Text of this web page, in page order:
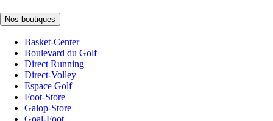
Nos boutiques
Basket-Center
Boulevard du Golf
Direct Running
Direct-Volley
Espace Golf
Foot-Store
Galop-Store